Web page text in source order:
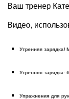
Ваш тренер
Видео,
Утренняя зарядка!
Утренняя зарядка:
Упражнения для